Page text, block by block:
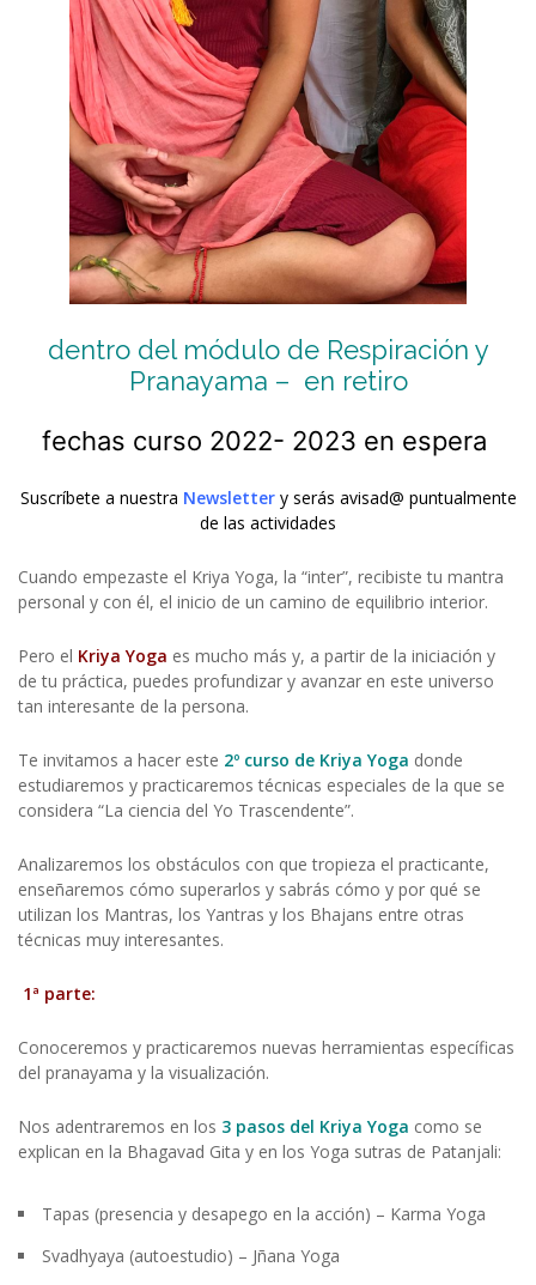
dentro del módulo de Respiración y
Pranayama – en retiro
fechas curso 2022- 2023 en espera
Suscríbete a nuestra Newslettery serás avisad@ puntualmente
de las actividades
Cuando empezaste el Kriya Yoga, la “inter”, recibiste tu mantra
personal y con él, el inicio de un camino de equilibrio interior.
Pero el Kriya Yoga es mucho más y, a partir de la iniciación y
de tu práctica, puedes profundizar y avanzar en este universo
tan interesante de la persona.
Te invitamos a hacer este 2º curso de Kriya Yoga donde
estudiaremos y practicaremos técnicas especiales de la que se
considera “La ciencia del Yo Trascendente”.
Analizaremos los obstáculos con que tropieza el practicante,
enseñaremos cómo superarlos y sabrás cómo y por qué se
utilizan los Mantras, los Yantras y los Bhajans entre otras
técnicas muy interesantes.
1ª parte:
Conoceremos y practicaremos nuevas herramientas específicas
del pranayama y la visualización.
Nos adentraremos en los 3 pasos del Kriya Yoga como se
explican en la Bhagavad Gita y en los Yoga sutras de Patanjali:
Tapas (presencia y desapego en la acción) – Karma Yoga
Svadhyaya (autoestudio) – Jñana Yoga